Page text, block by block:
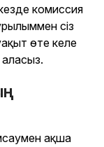
комиссия
сіз
өте келе
ақша